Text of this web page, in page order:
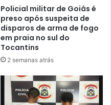
Policial militar de Goiás é
preso após suspeita de
disparos de arma de fogo
em praia no sul do
Tocantins
2 semanas atrás